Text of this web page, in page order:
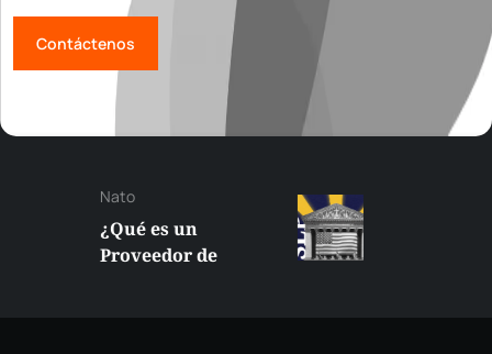
Contáctenos
¿Qué es un
Proveedor de